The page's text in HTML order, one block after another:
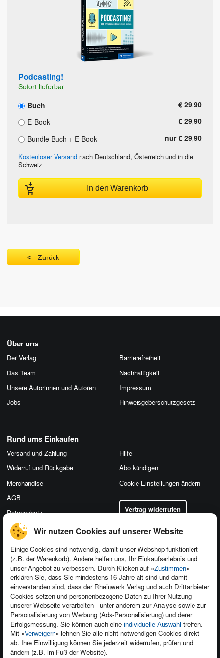
Wir nutzen Cookies auf unserer Website
Einige Cookies sind notwendig, damit unser Webshop funktioniert
(z.B. der Warenkorb). Andere helfen uns, Ihr Einkaufserlebnis und
unser Angebot zu verbessern. Durch Klicken auf »Zustimmen«
erklären Sie, dass Sie mindestens 16 Jahre alt sind und damit
einverstanden sind, dass der Rheinwerk Verlag und auch Drittanbieter
Cookies setzen und personenbezogene Daten zu Ihrer Nutzung
unserer Webseite verarbeiten - unter anderem zur Analyse sowie zur
Personalisierung von Werbung (Ads-Personalisierung) und deren
Erfolgsmessung. Sie können auch eine individuelle Auswahl treffen.
Mit »Verweigern« lehnen Sie alle nicht notwendigen Cookies direkt
ab. Ihre Einwilligung können Sie jederzeit widerrufen, prüfen und
ändern (z.B. im Fuß der Website).
Podcasting!
Sofort lieferbar
Buch
€ 29,90
E-Book
€ 29,90
Bundle Buch + E-Book
nur € 29,90
Kostenloser Versand nach Deutschland, Österreich und in die
Schweiz
In den Warenkorb
Zurück
Über uns
Der Verlag
Das Team
Unsere Autorinnen und Autoren
Jobs
Barrierefreiheit
Nachhaltigkeit
Impressum
Hinweis­geber­schutz­gesetz
Kontakt
Newsletter
Für Unternehmen
Presseservice
Dozentenservice
Produktfeedback
Foreign Rights
Ein Buch schreiben
Rund ums Einkaufen
Versand und Zahlung
Widerruf und Rückgabe
Merchandise
AGB
Datenschutz
Hilfe
Abo kündigen
Cookie-Einstellungen ändern
Vertrag widerrufen